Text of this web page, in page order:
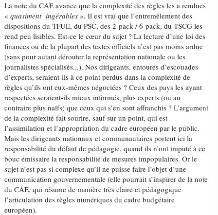
La note du CAE avance que la complexité des règles les a rendues
«quasiment ingérables». Il est vrai que l’entremêlement des
dispositions du TFUE, du PSC, des 2-pack / 6-pack, du TSCG les
rend peu lisibles. Est-ce le cœur du sujet ? La lecture d’une loi des
finances ou de la plupart des textes officiels n’est pas moins ardue
(sans pour autant dérouter la représentation nationale ou les
journalistes spécialisés...). Nos dirigeants, entourés d’escouades
d’experts, seraient-ils à ce point perdus dans la complexité de
règles qu’ils ont eux-mêmes négociées ? Ceux des pays les ayant
respectées seraient-ils mieux informés, plus experts (ou au
contraire plus naïfs) que ceux qui s’en sont affranchis ? L’argument
de la complexité fait sourire, sauf sur un point, qui est
l’assimilation et l’appropriation du cadre européen par le public.
Mais les dirigeants nationaux et communautaires portent ici la
responsabilité du défaut de pédagogie, quand ils n’ont imputé à ce
bouc émissaire la responsabilité de mesures impopulaires. Or le
sujet n’est pas si complexe qu’il ne puisse faire l’objet d’une
communication gouvernementale (elle pourrait s’inspirer de la note
du CAE, qui résume de manière très claire et pédagogique
l’articulation des règles numériques du cadre budgétaire
européen).